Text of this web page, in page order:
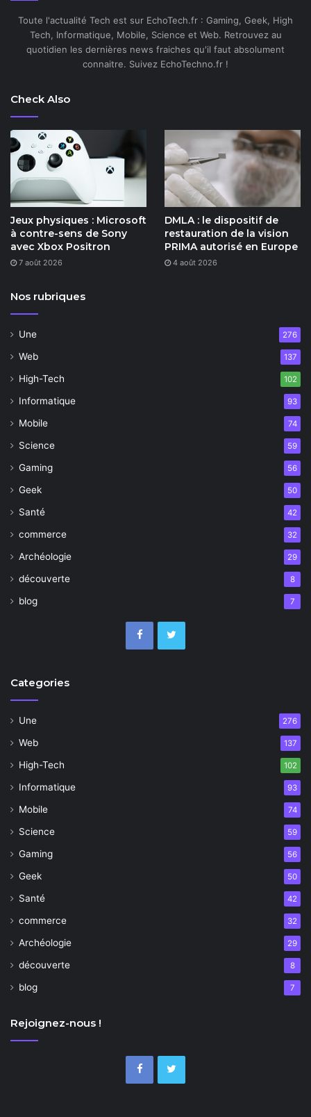
Toute l'actualité Tech est sur EchoTech.fr : Gaming, Geek, High
Tech, Informatique, Mobile, Science et Web. Retrouvez au
quotidien les dernières news fraiches qu'il faut absolument
connaitre. Suivez EchoTechno.fr !
Check Also
Jeux physiques : Microsoft
à contre-sens de Sony
avec Xbox Positron
7 août 2026
DMLA : le dispositif de
restauration de la vision
PRIMA autorisé en Europe
4 août 2026
Nos rubriques
Une 276
Web 137
High-Tech 102
Informatique 93
Mobile 74
Science 59
Gaming 56
Geek 50
Santé 42
commerce 32
Archéologie 29
découverte 8
blog 7
Categories
Une 276
Web 137
High-Tech 102
Informatique 93
Mobile 74
Science 59
Gaming 56
Geek 50
Santé 42
commerce 32
Archéologie 29
découverte 8
blog 7
Rejoignez-nous !